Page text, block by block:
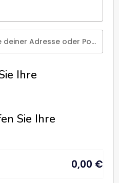
Beginne mit der Eingabe deiner Adresse oder Postleitzahl
Ihre
Sie Ihre
0,00 €